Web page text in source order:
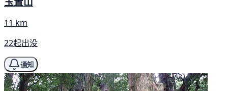
11 km
22起出没
通知